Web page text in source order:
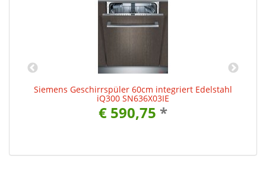
Siemens Geschirrspüler 60cm integriert Edelstahl
iQ300 SN636X03IE
€ 590,75 *